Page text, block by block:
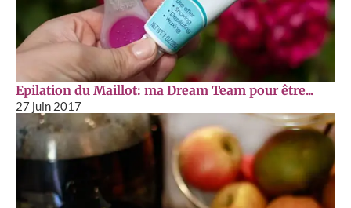
Epilation du Maillot: ma Dream Team pour être...
27 juin 2017